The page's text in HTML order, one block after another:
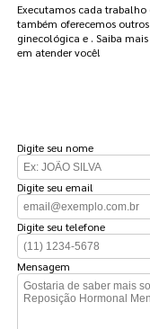
Executamos cada
também oferecemos
ginecológica e . Saiba
em atender você!
Digite seu nome
Digite seu email
Digite seu telefone
Mensagem